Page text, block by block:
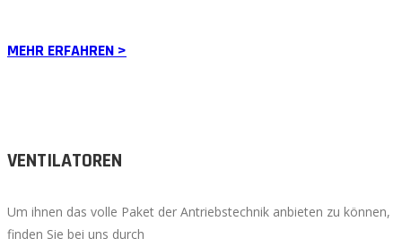
MEHR ERFAHREN >
VENTILATOREN
Um ihnen das volle Paket der Antriebstechnik anbieten zu können,
finden Sie bei uns durch